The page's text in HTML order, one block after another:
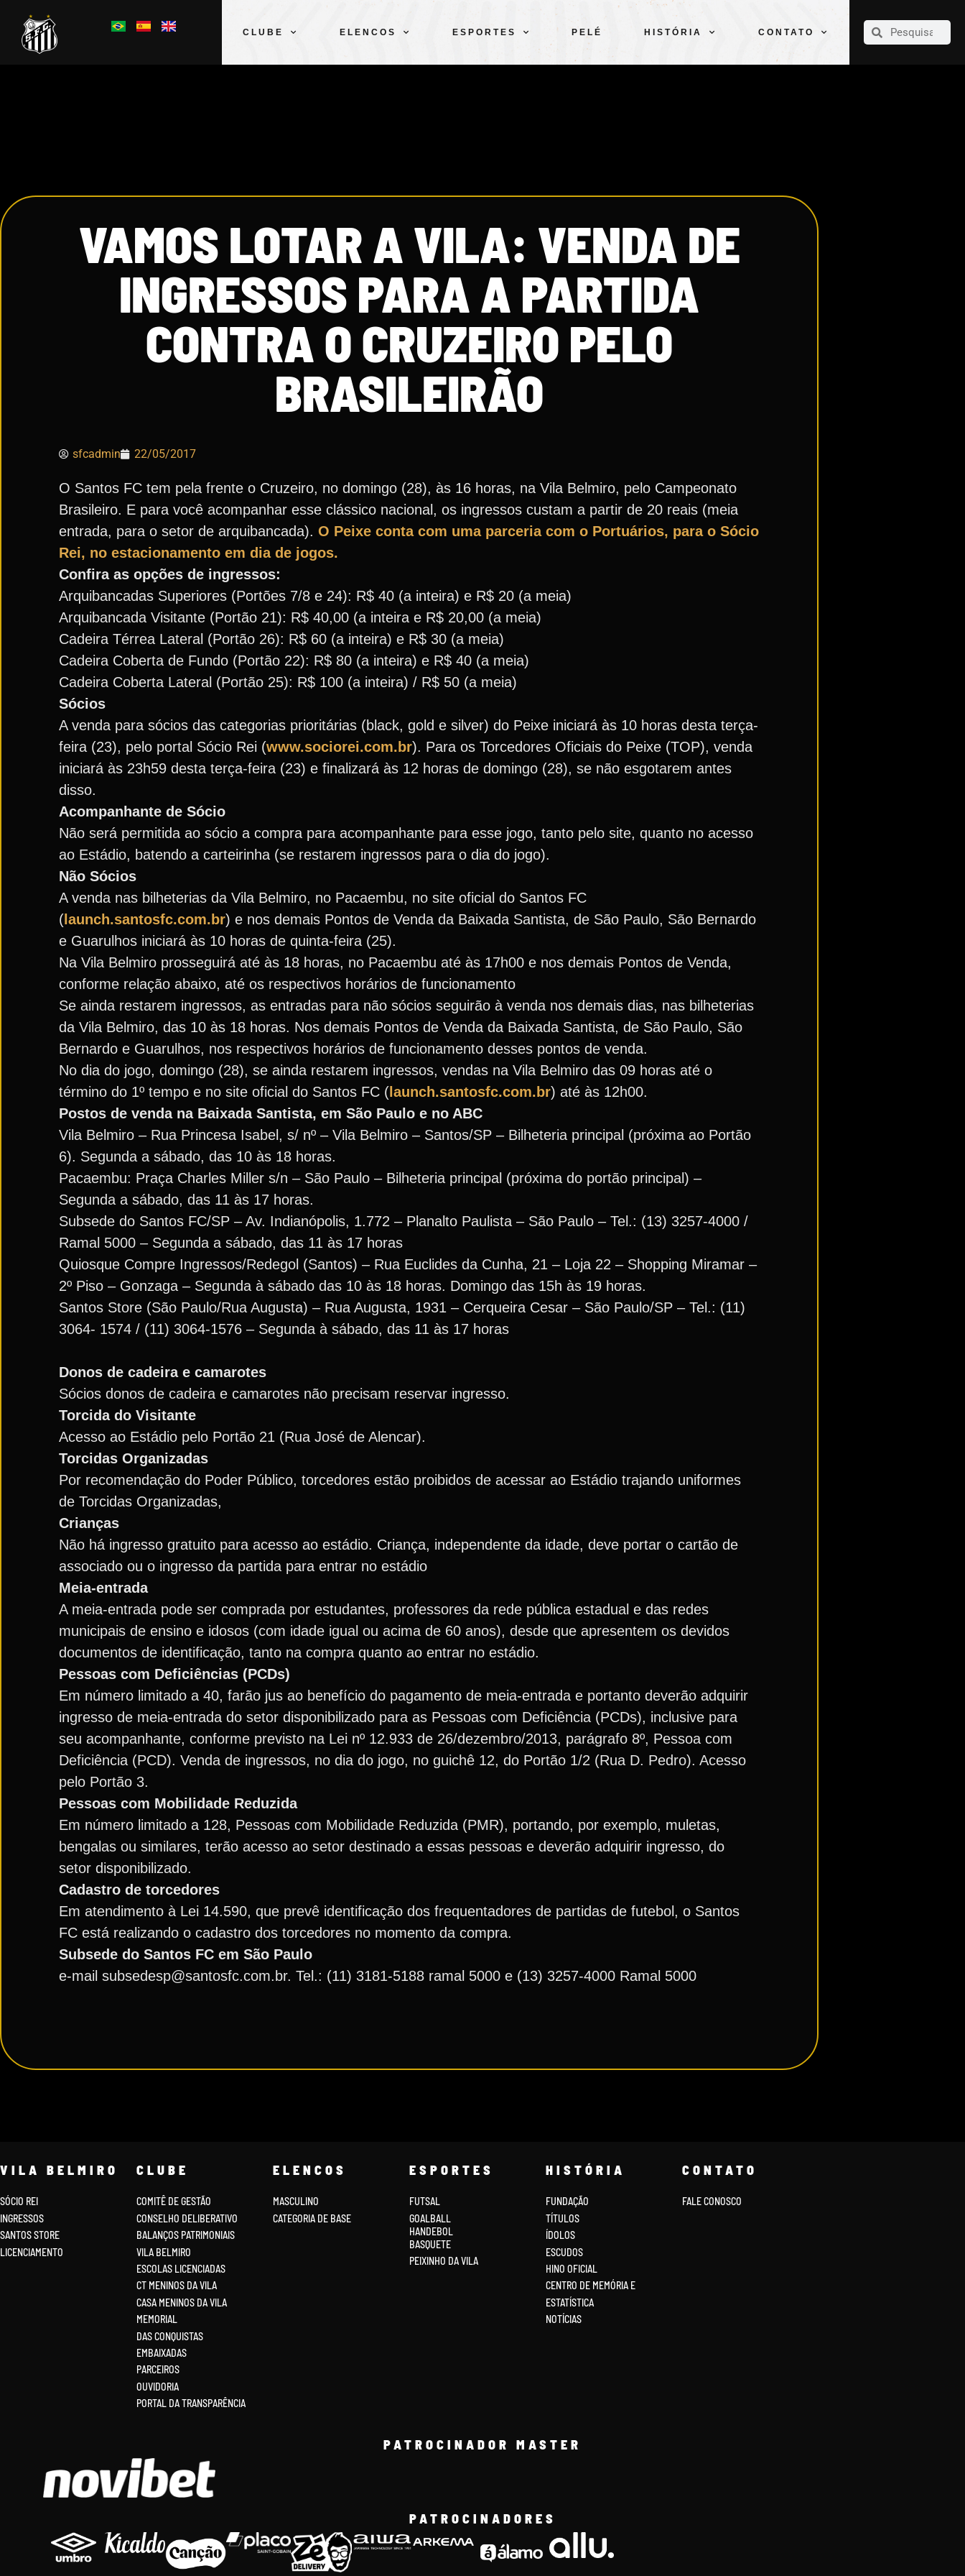
CLUBE ELENCOS ESPORTES PELÉ HISTÓRIA CONTATO
CLUBE
VAMOS LOTAR A VILA: VENDA DE
INGRESSOS PARA A PARTIDA
CONTRA O CRUZEIRO PELO
BRASILEIRÃO
sfcadmin 22/05/2017
O Santos FC tem pela frente o Cruzeiro, no domingo (28), às 16 horas, na Vila Belmiro, pelo Campeonato
Brasileiro. E para você acompanhar esse clássico nacional, os ingressos custam a partir de 20 reais (meia
entrada, para o setor de arquibancada). O Peixe conta com uma parceria com o Portuários, para o Sócio
Rei, no estacionamento em dia de jogos.
Confira as opções de ingressos:
Arquibancadas Superiores (Portões 7/8 e 24): R$ 40 (a inteira) e R$ 20 (a meia)
Arquibancada Visitante (Portão 21): R$ 40,00 (a inteira e R$ 20,00 (a meia)
Cadeira Térrea Lateral (Portão 26): R$ 60 (a inteira) e R$ 30 (a meia)
Cadeira Coberta de Fundo (Portão 22): R$ 80 (a inteira) e R$ 40 (a meia)
Cadeira Coberta Lateral (Portão 25): R$ 100 (a inteira) / R$ 50 (a meia)
Sócios
A venda para sócios das categorias prioritárias (black, gold e silver) do Peixe iniciará às 10 horas desta terça-
feira (23), pelo portal Sócio Rei (www.sociorei.com.br). Para os Torcedores Oficiais do Peixe (TOP), venda
iniciará às 23h59 desta terça-feira (23) e finalizará às 12 horas de domingo (28), se não esgotarem antes
disso.
Acompanhante de Sócio
Não será permitida ao sócio a compra para acompanhante para esse jogo, tanto pelo site, quanto no acesso
ao Estádio, batendo a carteirinha (se restarem ingressos para o dia do jogo).
Não Sócios
A venda nas bilheterias da Vila Belmiro, no Pacaembu, no site oficial do Santos FC
( launch.santosfc.com.br) e nos demais Pontos de Venda da Baixada Santista, de São Paulo, São Bernardo
e Guarulhos iniciará às 10 horas de quinta-feira (25).
Na Vila Belmiro prosseguirá até às 18 horas, no Pacaembu até às 17h00 e nos demais Pontos de Venda,
conforme relação abaixo, até os respectivos horários de funcionamento
Se ainda restarem ingressos, as entradas para não sócios seguirão à venda nos demais dias, nas bilheterias
da Vila Belmiro, das 10 às 18 horas. Nos demais Pontos de Venda da Baixada Santista, de São Paulo, São
Bernardo e Guarulhos, nos respectivos horários de funcionamento desses pontos de venda.
No dia do jogo, domingo (28), se ainda restarem ingressos, vendas na Vila Belmiro das 09 horas até o
término do 1º tempo e no site oficial do Santos FC ( launch.santosfc.com.br) até às 12h00.
Postos de venda na Baixada Santista, em São Paulo e no ABC
Vila Belmiro – Rua Princesa Isabel, s/ nº – Vila Belmiro – Santos/SP – Bilheteria principal (próxima ao Portão
6). Segunda a sábado, das 10 às 18 horas.
Pacaembu: Praça Charles Miller s/n – São Paulo – Bilheteria principal (próxima do portão principal) –
Segunda a sábado, das 11 às 17 horas.
Subsede do Santos FC/SP – Av. Indianópolis, 1.772 – Planalto Paulista – São Paulo – Tel.: (13) 3257-4000 /
Ramal 5000 – Segunda a sábado, das 11 às 17 horas
Quiosque Compre Ingressos/Redegol (Santos) – Rua Euclides da Cunha, 21 – Loja 22 – Shopping Miramar –
2º Piso – Gonzaga – Segunda à sábado das 10 às 18 horas. Domingo das 15h às 19 horas.
Santos Store (São Paulo/Rua Augusta) – Rua Augusta, 1931 – Cerqueira Cesar – São Paulo/SP – Tel.: (11)
3064- 1574 / (11) 3064-1576 – Segunda à sábado, das 11 às 17 horas
Donos de cadeira e camarotes
Sócios donos de cadeira e camarotes não precisam reservar ingresso.
Torcida do Visitante
Acesso ao Estádio pelo Portão 21 (Rua José de Alencar).
Torcidas Organizadas
Por recomendação do Poder Público, torcedores estão proibidos de acessar ao Estádio trajando uniformes
de Torcidas Organizadas,
Crianças
Não há ingresso gratuito para acesso ao estádio. Criança, independente da idade, deve portar o cartão de
associado ou o ingresso da partida para entrar no estádio
Meia-entrada
A meia-entrada pode ser comprada por estudantes, professores da rede pública estadual e das redes
municipais de ensino e idosos (com idade igual ou acima de 60 anos), desde que apresentem os devidos
documentos de identificação, tanto na compra quanto ao entrar no estádio.
Pessoas com Deficiências (PCDs)
Em número limitado a 40, farão jus ao benefício do pagamento de meia-entrada e portanto deverão adquirir
ingresso de meia-entrada do setor disponibilizado para as Pessoas com Deficiência (PCDs), inclusive para
seu acompanhante, conforme previsto na Lei nº 12.933 de 26/dezembro/2013, parágrafo 8º, Pessoa com
Deficiência (PCD). Venda de ingressos, no dia do jogo, no guichê 12, do Portão 1/2 (Rua D. Pedro). Acesso
pelo Portão 3.
Pessoas com Mobilidade Reduzida
Em número limitado a 128, Pessoas com Mobilidade Reduzida (PMR), portando, por exemplo, muletas,
bengalas ou similares, terão acesso ao setor destinado a essas pessoas e deverão adquirir ingresso, do
setor disponibilizado.
Cadastro de torcedores
Em atendimento à Lei 14.590, que prevê identificação dos frequentadores de partidas de futebol, o Santos
FC está realizando o cadastro dos torcedores no momento da compra.
Subsede do Santos FC em São Paulo
e-mail subsedesp@santosfc.com.br. Tel.: (11) 3181-5188 ramal 5000 e (13) 3257-4000 Ramal 5000
VILA BELMIRO
SÓCIO REI
INGRESSOS
SANTOS STORE
LICENCIAMENTO
CLUBE
COMITÊ DE GESTÃO
CONSELHO DELIBERATIVO
BALANÇOS PATRIMONIAIS
VILA BELMIRO
ESCOLAS LICENCIADAS
CT MENINOS DA VILA
CASA MENINOS DA VILA
MEMORIAL
DAS CONQUISTAS
EMBAIXADAS
PARCEIROS
OUVIDORIA
PORTAL DA TRANSPARÊNCIA
ELENCOS
MASCULINO
CATEGORIA DE BASE
ESPORTES
FUTSAL
GOALBALL
HANDEBOL
BASQUETE
PEIXINHO DA VILA
HISTÓRIA
FUNDAÇÃO
TÍTULOS
ÍDOLOS
ESCUDOS
HINO OFICIAL
CENTRO DE MEMÓRIA E
ESTATÍSTICA
NOTÍCIAS
CONTATO
FALE CONOSCO
PATROCINADOR MASTER
PATROCINADORES